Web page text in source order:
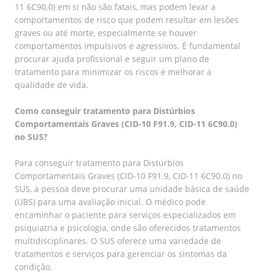
11 6C90.0) em si não são fatais, mas podem levar a
comportamentos de risco que podem resultar em lesões
graves ou até morte, especialmente se houver
comportamentos impulsivos e agressivos. É fundamental
procurar ajuda profissional e seguir um plano de
tratamento para minimizar os riscos e melhorar a
qualidade de vida.
Como conseguir tratamento para Distúrbios
Comportamentais Graves (CID-10 F91.9, CID-11 6C90.0)
no SUS?
Para conseguir tratamento para Distúrbios
Comportamentais Graves (CID-10 F91.9, CID-11 6C90.0) no
SUS, a pessoa deve procurar uma unidade básica de saúde
(UBS) para uma avaliação inicial. O médico pode
encaminhar o paciente para serviços especializados em
psiquiatria e psicologia, onde são oferecidos tratamentos
multidisciplinares. O SUS oferece uma variedade de
tratamentos e serviços para gerenciar os sintomas da
condição.